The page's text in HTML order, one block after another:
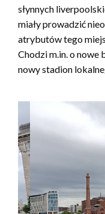
słynnych
miały prowadzić
atrybutów tego
Chodzi m.in. o nowe
nowy stadion